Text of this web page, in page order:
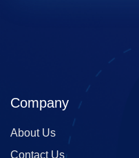
Company
About Us
Contact Us